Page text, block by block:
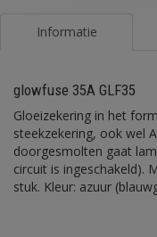
Informatie
glowfuse 35A GLF35
Gloeizekering in het
steekzekering, ook wel
doorgesmolten gaat
circuit is ingeschakeld).
stuk. Kleur: azuur